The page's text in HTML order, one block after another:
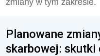
zmiany w tym zakresie.
Planowane
skarbowej: